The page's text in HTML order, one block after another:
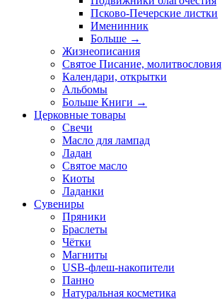
Псково-Печерские листки
Именинник
Больше →
Жизнеописания
Святое Писание, молитвословия
Календари, открытки
Альбомы
Больше Книги →
Церковные товары
Свечи
Масло для лампад
Ладан
Святое масло
Киоты
Ладанки
Сувениры
Пряники
Браслеты
Чётки
Магниты
USB-флеш-накопители
Панно
Натуральная косметика